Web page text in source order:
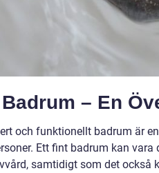
– En
och funktionellt badrum är
Ett fint badrum kan
samtidigt som det också